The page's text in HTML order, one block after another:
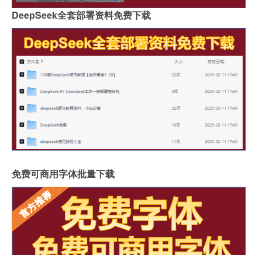
DeepSeek全套部署资料免费下载
免费可商用字体批量下载